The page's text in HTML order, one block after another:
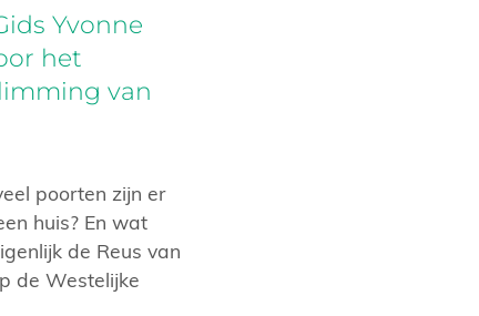
Yvonne
het
van
poorten zijn er
huis? En wat
de Reus van
de Westelijke